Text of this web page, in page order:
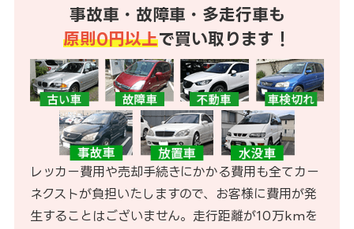
事故車・故障車・多走行車も
原則0円以上で買い取ります！
レッカー費用や売却手続きにかかる費用も全てカー
ネクストが負担いたしますので、お客様に費用が発
生することはございません。走行距離が10万kmを